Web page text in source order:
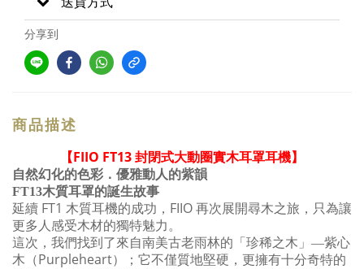
分享到
商品描述
【FIIO FT13 封閉式大動圈實木耳罩耳機】
自然幻化的色彩．優雅動人的紫韻
FT13木質耳罩的誕生故事
延續 FT1 木質耳機的成功， FIIO 再次展開尋木之旅，只為讓
更多人感受木材的獨特魅力。
這次，我們找到了來自南美古老雨林的「珍稀之木」—紫心
木（Purpleheart）；它不僅質地堅硬，更擁有十分奇特的